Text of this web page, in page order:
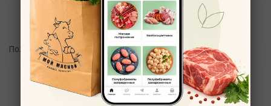
Отзывы
Пожалуйста,авторизуйтесь, чтобы оставить отзыв.
Задать вопрос